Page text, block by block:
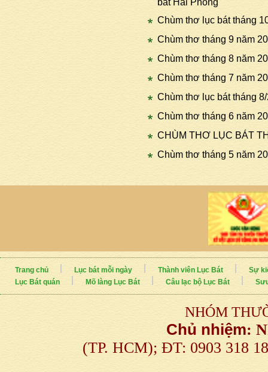
bát Hải Phòng
Chùm thơ lục bát tháng
Chùm thơ tháng 9 năm
Chùm thơ tháng 8 năm
Chùm thơ tháng 7 năm
Chùm thơ lục bát tháng
Chùm thơ tháng 6 năm
CHÙM THƠ LỤC BÁT
Chùm thơ tháng 5 năm
Trang chủ Lục bát mỗi ngày Thành viên Lục Bát
Sự
Lục Bát quán
Mõ làng Lục Bát Câu lạc bộ Lục Bát
NHÓM
Chủ nhiệm:
(TP. HCM); ĐT: 0903 318